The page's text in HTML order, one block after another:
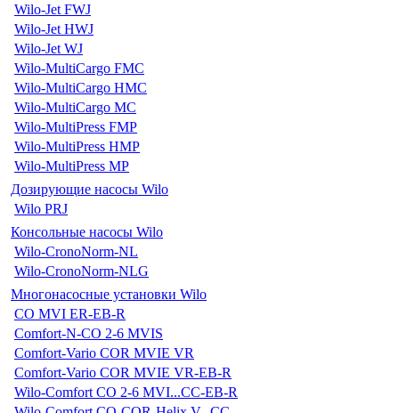
Wilo-Jet FWJ
Wilo-Jet HWJ
Wilo-Jet WJ
Wilo-MultiCargo FMC
Wilo-MultiCargo HMC
Wilo-MultiCargo MC
Wilo-MultiPress FMP
Wilo-MultiPress HMP
Wilo-MultiPress MP
Дозирующие насосы Wilo
Wilo PRJ
Консольные насосы Wilo
Wilo-CronoNorm-NL
Wilo-CronoNorm-NLG
Многонасосные установки Wilo
CO MVI ER-EB-R
Comfort-N-CO 2-6 MVIS
Comfort-Vario COR MVIE VR
Comfort-Vario COR MVIE VR-EB-R
Wilo-Comfort CO 2-6 MVI...CC-EB-R